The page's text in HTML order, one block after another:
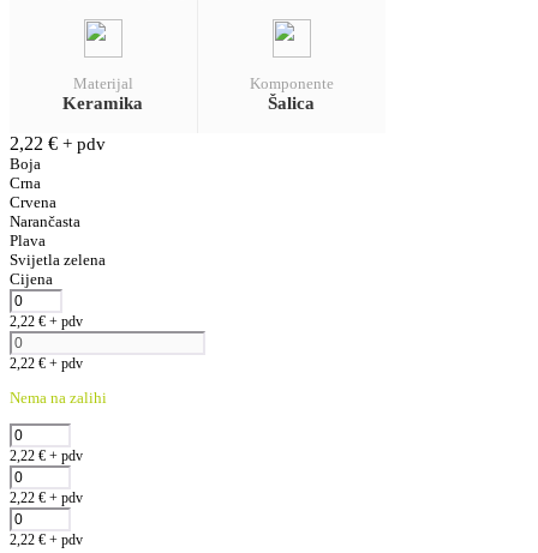
Materijal
Keramika
Komponente
Šalica
2,22 € + pdv
Boja
Crna
Crvena
Narančasta
Plava
Svijetla zelena
Cijena
2,22 € + pdv
2,22 € + pdv
Nema na zalihi
2,22 € + pdv
2,22 € + pdv
2,22 € + pdv